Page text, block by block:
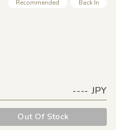
Recommended Back In
---- JPY
Out Of Stock